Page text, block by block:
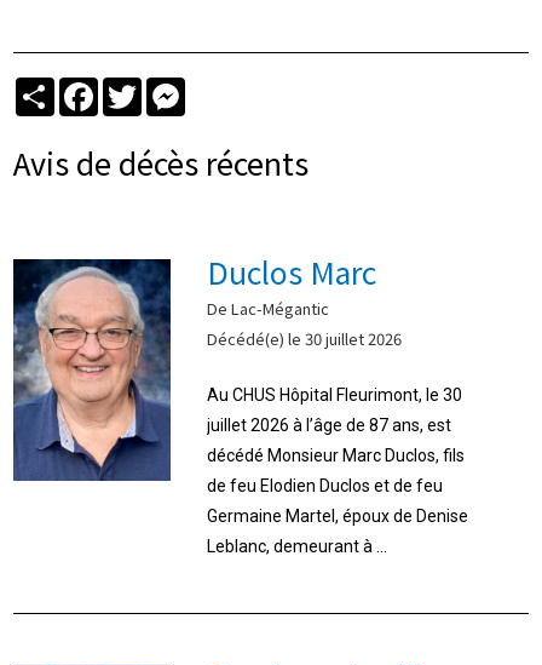
PartagerFacebook
Twitter
Avis de décès récents
Duclos Marc
De Lac-Mégantic
Décédé(e) le 30 juillet 2026
Au CHUS Hôpital Fleurimont, le 30
juillet 2026 à l’âge de 87 ans, est
décédé Monsieur Marc Duclos, fils
de feu Elodien Duclos et de feu
Germaine Martel, époux de Denise
Leblanc, demeurant à ...